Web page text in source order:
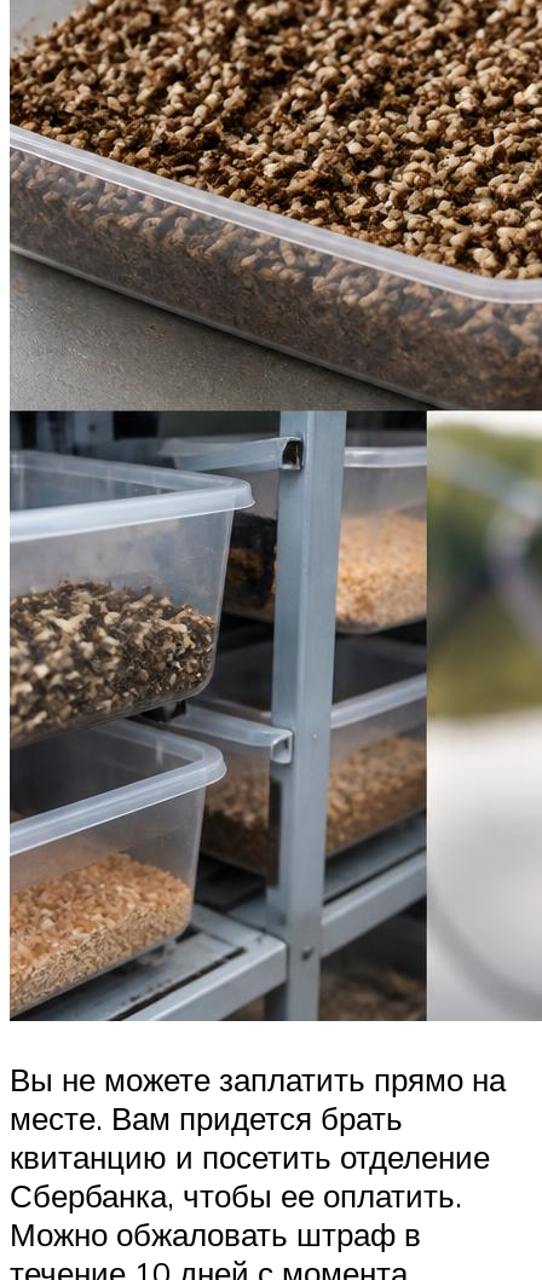
Вы не можете заплатить прямо на
месте. Вам придется брать
квитанцию и посетить отделение
Сбербанка, чтобы ее оплатить.
Можно обжаловать штраф в
течение 10 дней с момента